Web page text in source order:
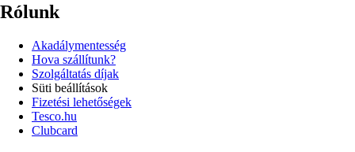
Rólunk
Akadálymentesség
Hova szállítunk?
Szolgáltatás díjak
Süti beállítások
Fizetési lehetőségek
Tesco.hu
Clubcard